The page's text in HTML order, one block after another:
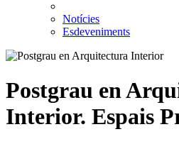
Notícies
Esdeveniments
Postgrau en
Interior. Espais